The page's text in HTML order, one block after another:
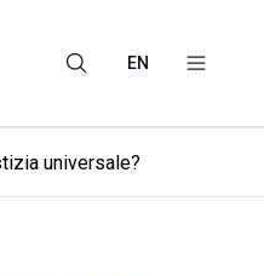
EN
universale?